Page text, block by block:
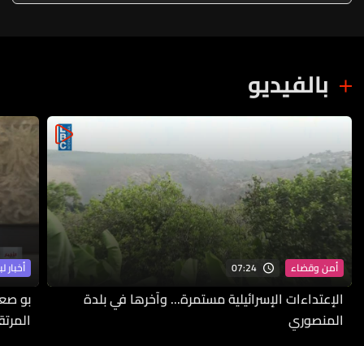
بالفيديو
أمن وقضاء 07:24
الإعتداءات الإسرائيلية مستمرة... وآخرها في بلدة
المنصوري
أخبار
بو